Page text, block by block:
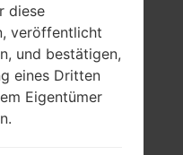
diese
veröffentlicht
und bestätigen,
eines Dritten
Eigentümer